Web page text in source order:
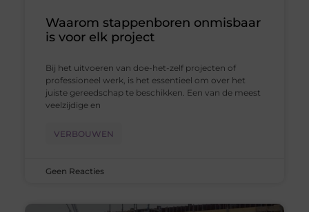
Waarom stappenboren onmisbaar
is voor elk project
Bij het uitvoeren van doe-het-zelf projecten of
professioneel werk, is het essentieel om over het
juiste gereedschap te beschikken. Een van de meest
veelzijdige en
VERBOUWEN
Geen Reacties